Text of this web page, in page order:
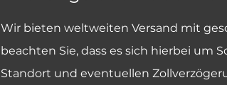
Wir bieten weltweiten Versand mit
beachten Sie, dass es sich hierbei um
Standort und eventuellen